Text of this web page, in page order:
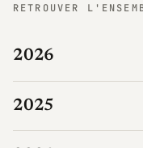
RETROUVER
2026
2025